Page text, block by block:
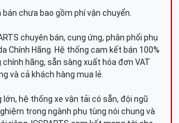
bán chưa bao gồm phí vận chuyển.
chuyên bán, cung ứng, phân phối phụ
Chính Hãng. Hệ thống cam kết bán 100%
hãng, sẵn sàng xuất hóa đơn VAT
và cả khách hàng mua lẻ.
lớn, hệ thống xe vận tải có sẵn, đội ngũ
trong ngành phụ tùng nói chung và